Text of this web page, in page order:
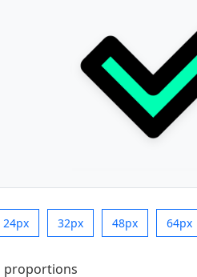
24px 32px 48px 64px
proportions